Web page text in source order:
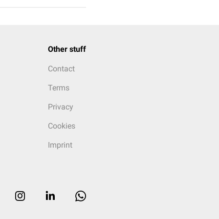
Other stuff
Contact
Terms
Privacy
Cookies
Imprint